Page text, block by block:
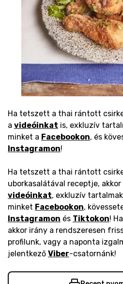
Ha tetszett a thai rántott
a videóinkat is, exkluzív
minket a Facebookon, és
Instagramon!
Ha tetszett a thai rántott
uborkasalátával receptje,
videóinkat, exkluzív
minket Facebookon,
Instagramon és Tiktokon!
akkor irány a rendszeresen
profilunk, vagy a naponta
jelentkező Viber-csatornánk!